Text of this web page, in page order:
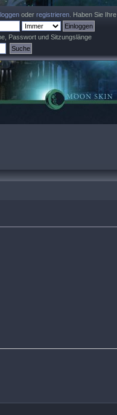
oder registrieren . Haben Sie Ihre
Passwort und Sitzungslänge